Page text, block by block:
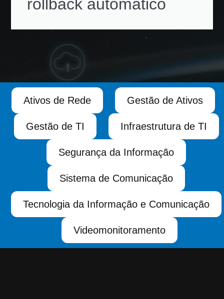
rollback automático
Ativos de Rede Gestão de Ativos
Gestão de TI Infraestrutura de TI
Segurança da Informação
Sistema de Comunicação
Tecnologia da Informação e Comunicação
Videomonitoramento